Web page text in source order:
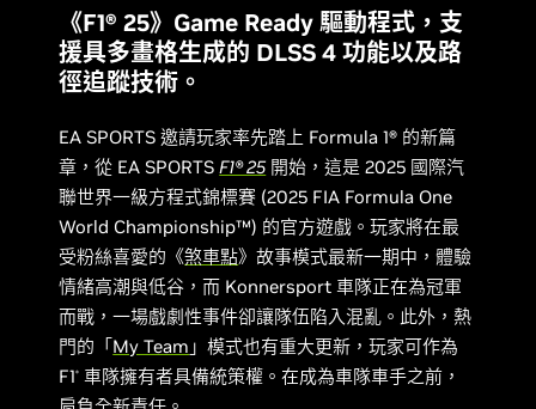
《F1® 25》Game Ready 驅動程式，支
援具多畫格生成的 DLSS 4 功能以及路
徑追蹤技術。
EA SPORTS 邀請玩家率先踏上 Formula 1® 的新篇
章，從 EA SPORTSF1® 25 開始，這是 2025 國際汽
聯世界一級方程式錦標賽 (2025 FIA Formula One
World Championship™) 的官方遊戲。玩家將在最
受粉絲喜愛的《煞車點》故事模式最新一期中，體驗
情緒高潮與低谷，而 Konnersport 車隊正在為冠軍
而戰，一場戲劇性事件卻讓隊伍陷入混亂。此外，熱
門的「 My Team 」模式也有重大更新，玩家可作為
F1® 車隊擁有者具備統策權。在成為車隊車手之前，